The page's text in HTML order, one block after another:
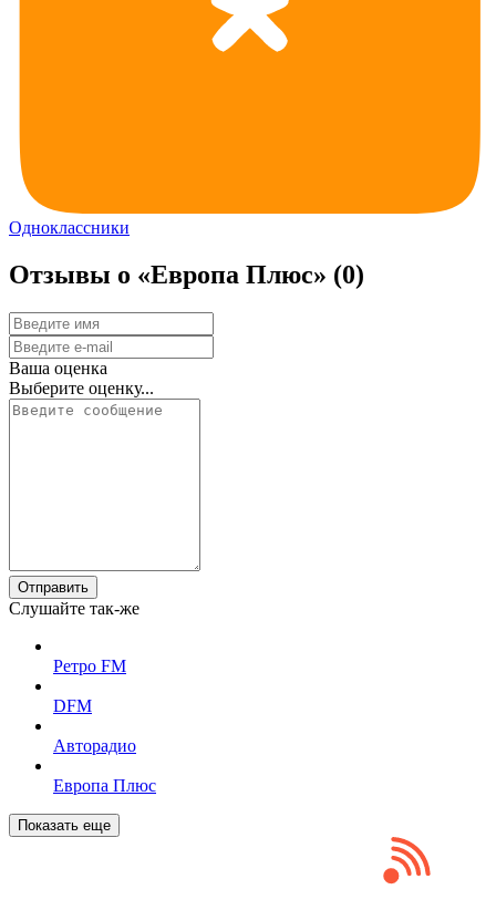
Одноклассники
Отзывы о «Европа Плюс» (0)
Ваша оценка
Выберите оценку...
Отправить
Слушайте так-же
Ретро FM
DFM
Авторадио
Европа Плюс
Показать еще